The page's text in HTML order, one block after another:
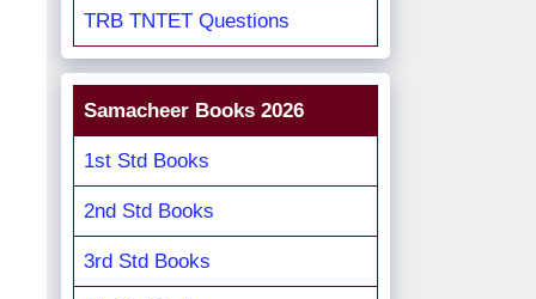
TRB TNTET Questions
Samacheer Books 2026
1st Std Books
2nd Std Books
3rd Std Books